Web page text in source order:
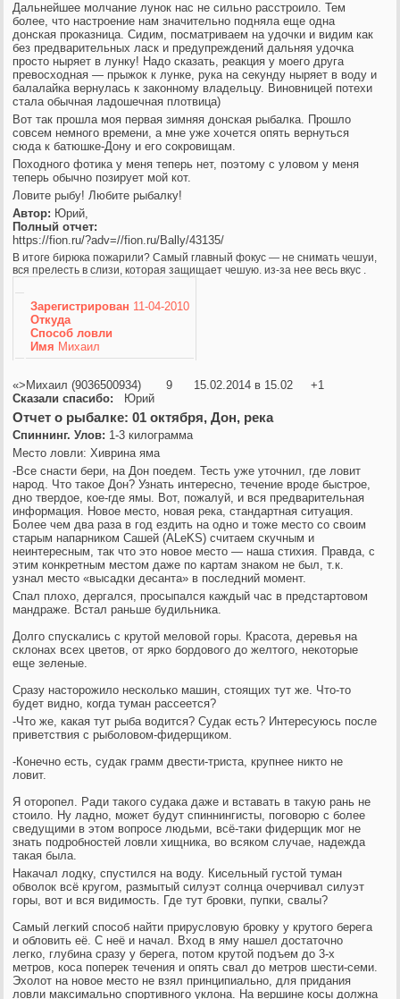
Дальнейшее молчание лунок нас не сильно расстроило. Тем
более, что настроение нам значительно подняла еще одна
донская проказница. Сидим, посматриваем на удочки и видим как
без предварительных ласк и предупреждений дальняя удочка
просто ныряет в лунку! Надо сказать, реакция у моего друга
превосходная — прыжок к лунке, рука на секунду ныряет в воду и
балалайка вернулась к законному владельцу. Виновницей потехи
стала обычная ладошечная плотвица)
Вот так прошла моя первая зимняя донская рыбалка. Прошло
совсем немного времени, а мне уже хочется опять вернуться
сюда к батюшке-Дону и его сокровищам.
Походного фотика у меня теперь нет, поэтому с уловом у меня
теперь обычно позирует мой кот.
Ловите рыбу! Любите рыбалку!
Автор: Юрий,
Полный отчет:
https://fion.ru/?adv=//fion.ru/Bally/43135/
В итоге бирюка пожарили? Самый главный фокус — не снимать чешуи,
вся прелесть в слизи, которая защищает чешую. из-за нее весь вкус .
Зарегистрирован 11-04-2010
Откуда
Способ ловли
Имя Михаил
«>Михаил (9036500934) 9 15.02.2014 в 15.02
+1
Сказали спасибо:
Юрий
Отчет о рыбалке: 01 октября, Дон, река
Спиннинг. Улов: 1-3 килограмма
Место ловли: Хиврина яма
-Все снасти бери, на Дон поедем. Тесть уже уточнил, где ловит
народ. Что такое Дон? Узнать интересно, течение вроде быстрое,
дно твердое, кое-где ямы. Вот, пожалуй, и вся предварительная
информация. Новое место, новая река, стандартная ситуация.
Более чем два раза в год ездить на одно и тоже место со своим
старым напарником Сашей (ALeKS) считаем скучным и
неинтересным, так что это новое место — наша стихия. Правда, с
этим конкретным местом даже по картам знаком не был, т.к.
узнал место «высадки десанта» в последний момент.
Спал плохо, дергался, просыпался каждый час в предстартовом
мандраже. Встал раньше будильника.
Долго спускались с крутой меловой горы. Красота, деревья на
склонах всех цветов, от ярко бордового до желтого, некоторые
еще зеленые.
Сразу насторожило несколько машин, стоящих тут же. Что-то
будет видно, когда туман рассеется?
-Что же, какая тут рыба водится? Судак есть? Интересуюсь после
приветствия с рыболовом-фидерщиком.
-Конечно есть, судак грамм двести-триста, крупнее никто не
ловит.
Я оторопел. Ради такого судака даже и вставать в такую рань не
стоило. Ну ладно, может будут спиннингисты, поговорю с более
сведущими в этом вопросе людьми, всё-таки фидерщик мог не
знать подробностей ловли хищника, во всяком случае, надежда
такая была.
Накачал лодку, спустился на воду. Кисельный густой туман
обволок всё кругом, размытый силуэт солнца очерчивал силуэт
горы, вот и вся видимость. Где тут бровки, пупки, свалы?
Самый легкий способ найти прирусловую бровку у крутого берега
и обловить её. С неё и начал. Вход в яму нашел достаточно
легко, глубина сразу у берега, потом крутой подъем до 3-х
метров, коса поперек течения и опять свал до метров шести-семи.
Эхолот на новое место не взял принципиально, для придания
ловли максимально спортивного уклона. На вершине косы должна